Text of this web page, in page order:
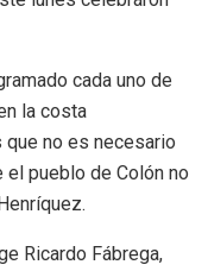
cada uno de
la costa
que no es necesario
pueblo de Colón no
Ricardo Fábrega,